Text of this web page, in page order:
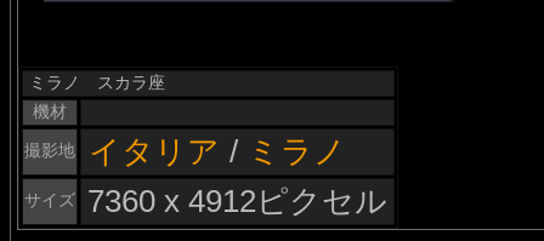
ミラノ スカラ座
機材
撮影地
イタリア / ミラノ
サイズ 7360 x 4912ピクセル